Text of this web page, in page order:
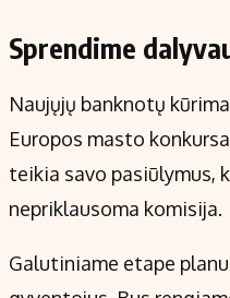
Sprendime
Naujųjų banknotų
Europos masto
teikia savo pasiūlymus,
nepriklausoma komisija.
Galutiniame etape